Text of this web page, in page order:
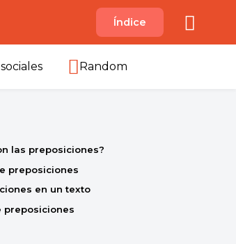
B C
Índice
Random
las preposiciones?
preposiciones
en un texto
preposiciones